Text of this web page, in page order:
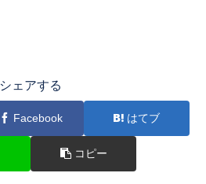
シェアする
Facebook はてブ
コピー